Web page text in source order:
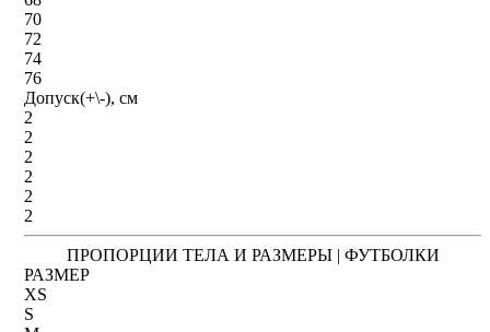
70
72
74
76
Допуск(+\-), см
2
2
2
2
2
2
ПРОПОРЦИИ ТЕЛА И РАЗМЕРЫ | ФУТБОЛКИ
РАЗМЕР
XS
S